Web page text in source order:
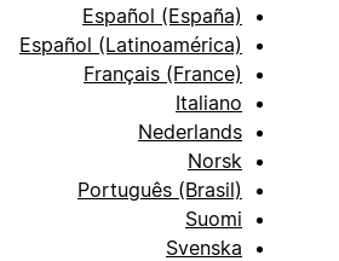
Español (España)
Español (Latinoamérica)
Français (France)
Italiano
Nederlands
Norsk
Português (Brasil)
Suomi
Svenska